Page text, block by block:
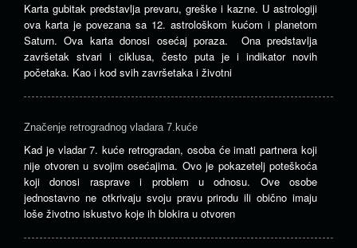
Karta gubitak predstavlja prevaru, greške i kazne. U astrologiji
ova karta je povezana sa 12. astrološkom kućom i planetom
Saturn. Ova karta donosi osećaj poraza. Ona predstavlja
završetak stvari i ciklusa, često puta je i indikator novih
početaka. Kao i kod svih završetaka i životni
Značenje retrogradnog vladara 7.kuće
Kad je vladar 7. kuće retrogradan, osoba će imati partnera koji
nije otvoren u svojim osećajima. Ovo je pokazetelj poteškoća
koji donosi rasprave i problem u odnosu. Ove osobe
jednostavno ne otkrivaju svoju pravu prirodu ili obično imaju
loše životno iskustvo koje ih blokira u otvoren